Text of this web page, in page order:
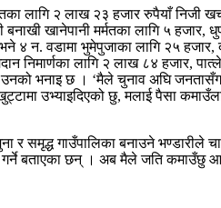
लागि २ लाख २३ हजार रुपैयाँ निजी
खानेपानी मर्मतका लागि ५ हजार,
४ न. वडामा भुमेपुजाका लागि २५
निमार्णका लागि २ लाख ८४ हजार,
भनाइ छ । ‘मैले चुनाव अघि
उभ्याइदिएको छु, मलाई पैसा
समृद्ध गाउँपालिका बनाउने भण्डारीले
बताएका छन् । अब मैले जति कमाउँछु